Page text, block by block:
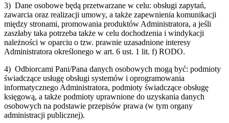
3) Dane osobowe będą przetwarzane w celu: obsługi zapytań,
zawarcia oraz realizacji umowy, a także zapewnienia komunikacji
między stronami, promowania produktów Administratora, a jeśli
zaszłaby taka potrzeba także w celu dochodzenia i windykacji
należności w oparciu o tzw. prawnie uzasadnione interesy
Administratora określonego w art. 6 ust. 1 lit. f) RODO.
4) Odbiorcami Pani/Pana danych osobowych mogą być: podmioty
świadczące usługę obsługi systemów i oprogramowania
informatycznego Administratora, podmioty świadczące obsługę
księgową, a także podmioty uprawnione do uzyskania danych
osobowych na podstawie przepisów prawa (w tym organy
administracji publicznej).